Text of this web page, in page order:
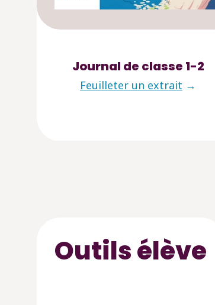
Journal de classe 1-2
Feuilleter un extrait →
Outils élève